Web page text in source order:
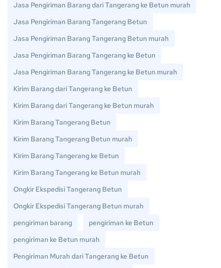
Jasa Pengiriman Barang dari Tangerang ke Betun murah
Jasa Pengiriman Barang Tangerang Betun
Jasa Pengiriman Barang Tangerang Betun murah
Jasa Pengiriman Barang Tangerang ke Betun
Jasa Pengiriman Barang Tangerang ke Betun murah
Kirim Barang dari Tangerang ke Betun
Kirim Barang dari Tangerang ke Betun murah
Kirim Barang Tangerang Betun
Kirim Barang Tangerang Betun murah
Kirim Barang Tangerang ke Betun
Kirim Barang Tangerang ke Betun murah
Ongkir Ekspedisi Tangerang Betun
Ongkir Ekspedisi Tangerang Betun murah
pengiriman barang
pengiriman ke Betun
pengiriman ke Betun murah
Pengiriman Murah dari Tangerang ke Betun